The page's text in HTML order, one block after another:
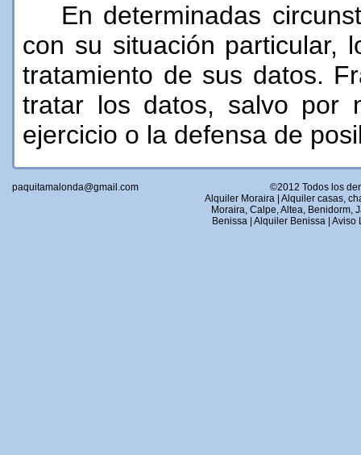
En determinadas
con su situación particular,
tratamiento de sus datos.
tratar los datos, salvo por
ejercicio o la defensa de
paquitamalonda@gmail.com
©2012 Todos los
Alquiler Moraira Alquiler casas,
Moraira, Calpe, Altea, Benidorm,
Benissa Alquiler Benissa Aviso